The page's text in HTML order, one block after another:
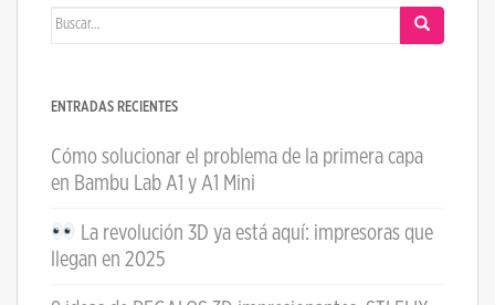
Buscar:
ENTRADAS RECIENTES
Cómo solucionar el problema de la primera capa
en Bambu Lab A1 y A1 Mini
La revolución 3D ya está aquí: impresoras que
llegan en 2025